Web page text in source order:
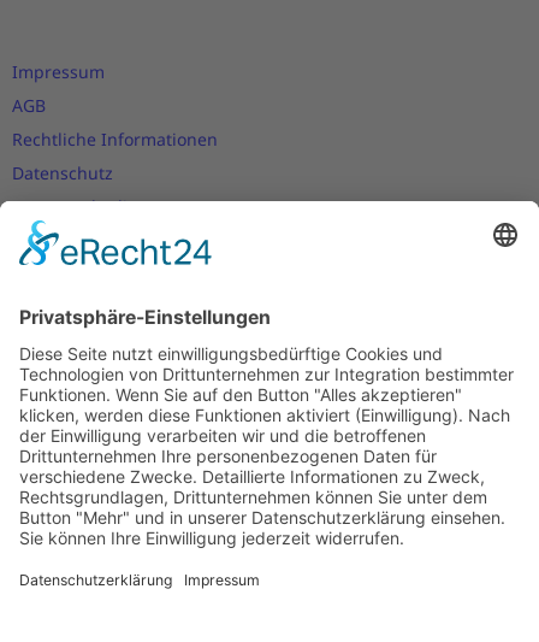
Impressum
AGB
Rechtliche Informationen
Datenschutz
Nutzungsbedingungen
Versand- und Zahlungsbedingungen
Cookie-Einstellungen
Newsletter
Verpassen Sie keine Neuigkeiten,
Angebote und Gutscheine!
Jetzt anmelden und10 EUR Gutscheinsichern!
Abmeldung jederzeit möglich.